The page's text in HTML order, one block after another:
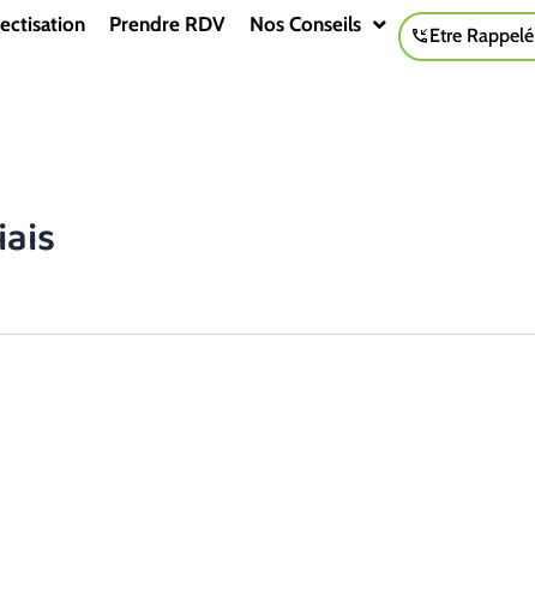
Prendre RDV Nos Conseils Etre Rappelé